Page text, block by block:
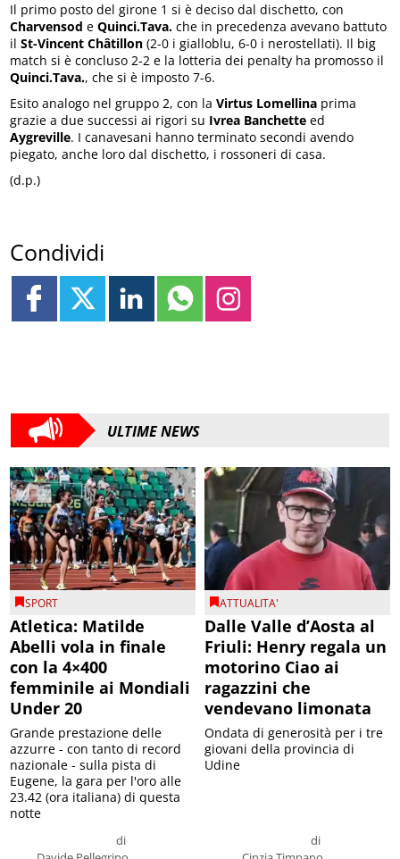
Il primo posto del girone 1 si è deciso dal dischetto, con
Charvensod eQuinci.Tava. che in precedenza avevano battuto
ilSt-Vincent Châtillon (2-0 i gialloblu, 6-0 i nerostellati). Il big
match si è concluso 2-2 e la lotteria dei penalty ha promosso il
Quinci.Tava., che si è imposto 7-6.
Esito analogo nel gruppo 2, con laVirtus Lomellina prima
grazie a due successi ai rigori su Ivrea Banchette ed
Aygreville. I canavesani hanno terminato secondi avendo
piegato, anche loro dal dischetto, i rossoneri di casa.
(d.p.)
Condividi
ULTIME NEWS
SPORT
Atletica: Matilde
Abelli vola in finale
con la 4×400
femminile ai Mondiali
Under 20
di
Grande prestazione delle
azzurre - con tanto di record
nazionale - sulla pista di
Eugene, la gara per l'oro alle
23.42 (ora italiana) di questa
notte
ATTUALITA'
Dalle Valle d’Aosta al
Friuli: Henry regala un
motorino Ciao ai
ragazzini che
vendevano limonata
di
Ondata di generosità per i tre
giovani della provincia di
Udine